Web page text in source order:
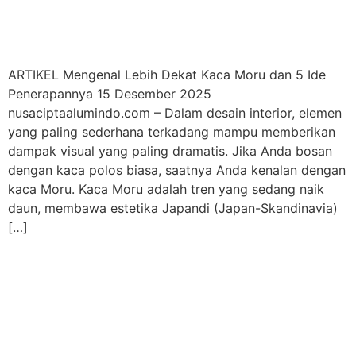
ARTIKEL Mengenal Lebih Dekat Kaca Moru dan 5 Ide
Penerapannya 15 Desember 2025
nusaciptaalumindo.com – Dalam desain interior, elemen
yang paling sederhana terkadang mampu memberikan
dampak visual yang paling dramatis. Jika Anda bosan
dengan kaca polos biasa, saatnya Anda kenalan dengan
kaca Moru. Kaca Moru adalah tren yang sedang naik
daun, membawa estetika Japandi (Japan-Skandinavia)
[…]